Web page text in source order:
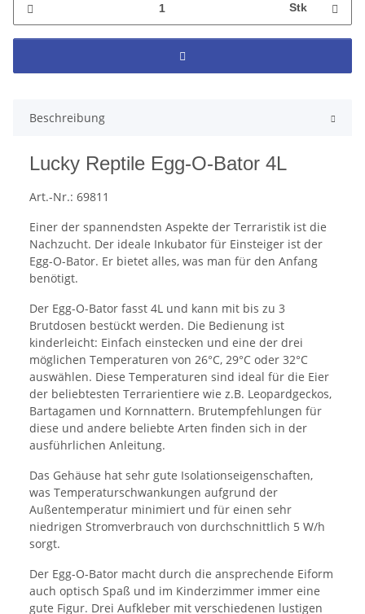
Stk
Beschreibung
Lucky Reptile Egg-O-Bator 4L
Art.-Nr.: 69811
Einer der spannendsten Aspekte der Terraristik ist die
Nachzucht. Der ideale Inkubator für Einsteiger ist der
Egg-O-Bator. Er bietet alles, was man für den Anfang
benötigt.
Der Egg-O-Bator fasst 4L und kann mit bis zu 3
Brutdosen bestückt werden. Die Bedienung ist
kinderleicht: Einfach einstecken und eine der drei
möglichen Temperaturen von 26°C, 29°C oder 32°C
auswählen. Diese Temperaturen sind ideal für die Eier
der beliebtesten Terrarientiere wie z.B. Leopardgeckos,
Bartagamen und Kornnattern. Brutempfehlungen für
diese und andere beliebte Arten finden sich in der
ausführlichen Anleitung.
Das Gehäuse hat sehr gute Isolationseigenschaften,
was Temperaturschwankungen aufgrund der
Außentemperatur minimiert und für einen sehr
niedrigen Stromverbrauch von durchschnittlich 5 W/h
sorgt.
Der Egg-O-Bator macht durch die ansprechende Eiform
auch optisch Spaß und im Kinderzimmer immer eine
gute Figur. Drei Aufkleber mit verschiedenen lustigen